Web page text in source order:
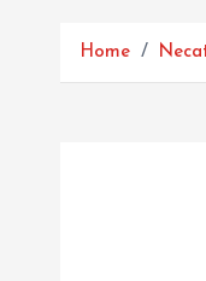
Home